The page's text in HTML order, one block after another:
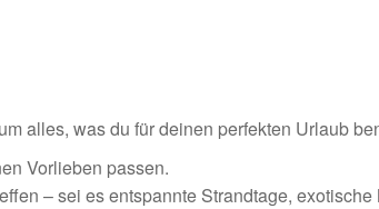
alles, was du für deinen perfekten Urlaub
Vorlieben passen.
– sei es entspannte Strandtage, exotische